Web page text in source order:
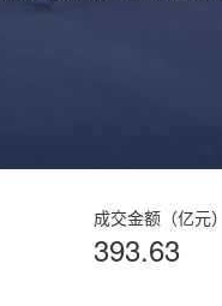
成交金额（亿元）
393.63